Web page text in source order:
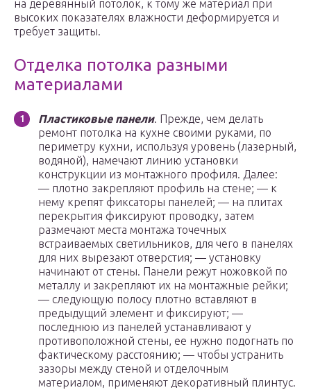
на деревянный потолок, к тому же материал при
высоких показателях влажности деформируется и
требует защиты.
Отделка потолка разными
материалами
Пластиковые панели. Прежде, чем делать
ремонт потолка на кухне своими руками, по
периметру кухни, используя уровень (лазерный,
водяной), намечают линию установки
конструкции из монтажного профиля. Далее:
— плотно закрепляют профиль на стене; — к
нему крепят фиксаторы панелей; — на плитах
перекрытия фиксируют проводку, затем
размечают места монтажа точечных
встраиваемых светильников, для чего в панелях
для них вырезают отверстия; — установку
начинают от стены. Панели режут ножовкой по
металлу и закрепляют их на монтажные рейки;
— следующую полосу плотно вставляют в
предыдущий элемент и фиксируют; —
последнюю из панелей устанавливают у
противоположной стены, ее нужно подогнать по
фактическому расстоянию; — чтобы устранить
зазоры между стеной и отделочным
материалом, применяют декоративный плинтус.